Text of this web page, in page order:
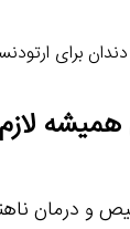
برای
همیشه
و درمان